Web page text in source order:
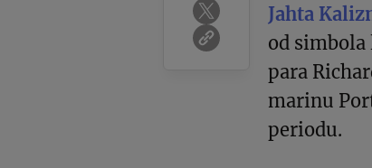
Jahta
od
para
marinu
periodu.